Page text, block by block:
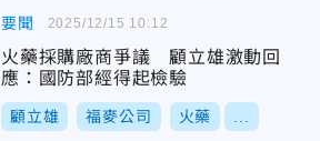
要聞
火藥採購廠商爭議 顧立雄激動回
應：國防部經得起檢驗
顧立雄 福麥公司 火藥
2025/12/15 10:12